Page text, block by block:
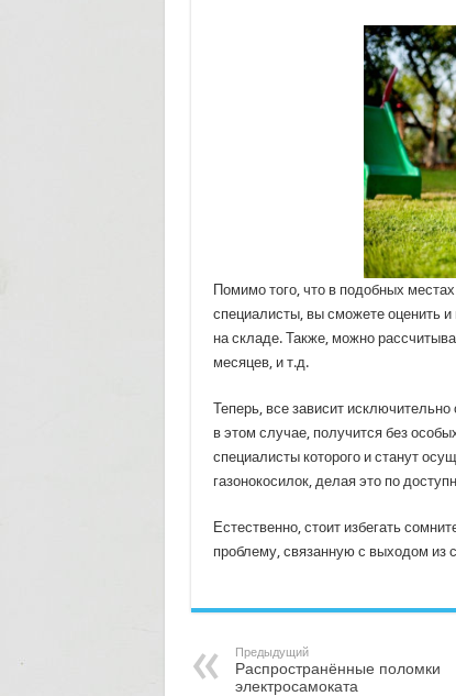
Помимо того, что в подобных
специалисты, вы сможете оценить
на складе. Также, можно
месяцев, и т.д.
Теперь, все зависит
в этом случае, получится без
специалисты которого и станут
газонокосилок, делая это по
Естественно, стоит избегать
проблему, связанную с выходом из
Предыдущий
Распространённые поломки
электросамоката